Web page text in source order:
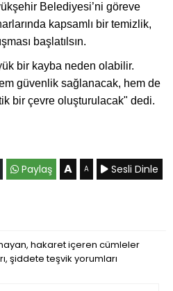
Belediyesi’ni göreve
kapsamlı bir temizlik,
başlatılsın.
bir kayba neden olabilir.
güvenlik sağlanacak, hem de
bir çevre oluşturulacak" dedi.
Paylaş A A Sesli Dinle
hakaret içeren cümleler
şiddete teşvik yorumları